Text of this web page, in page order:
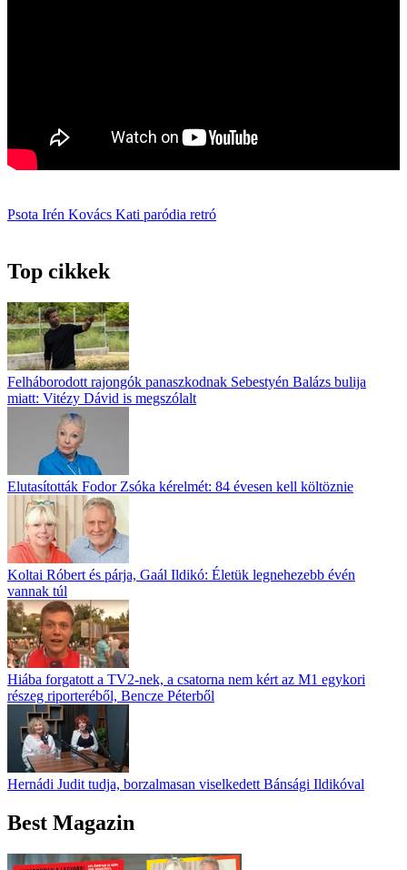
Psota Irén Kovács Kati paródia retró
Top cikkek
Felháborodott rajongók panaszkodnak Sebestyén Balázs bulija
miatt: Vitézy Dávid is megszólalt
Elutasították Fodor Zsóka kérelmét: 84 évesen kell költöznie
Koltai Róbert és párja, Gaál Ildikó: Életük legnehezebb évén
vannak túl
Hiába forgatott a TV2-nek, a csatorna nem kért az M1 egykori
részeg riporteréből, Bencze Péterből
Hernádi Judit tudja, borzalmasan viselkedett Bánsági Ildikóval
Best Magazin